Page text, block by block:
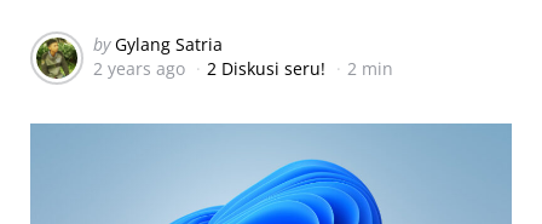
Posted
by
by Gylang Satria
2 years ago
2 Diskusi seru! 2 min